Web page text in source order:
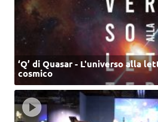
‘Q’ di Quasar - L'universo alla
cosmico